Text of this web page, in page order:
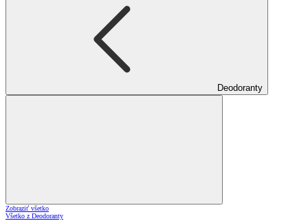
Deodoranty
Zobraziť všetko
Všetko z Deodoranty